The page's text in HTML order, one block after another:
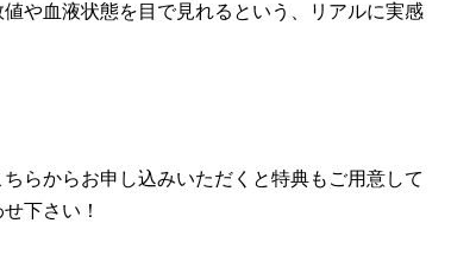
や血液状態を目で見れるという、リアルに実感
らからお申し込みいただくと特典もご用意して
下さい！